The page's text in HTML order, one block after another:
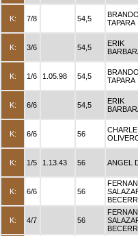
K: 7/8 54,5
TAPARA
K: 3/6 54,5
ERIK
K: 1/6 1.05.98 54,5
TAPARA
K: 6/6 54,5
ERIK
K: 6/6 56
CHARLE
K: 1/5 1.13.43 56 ANGEL
K: 6/6 56
K: 4/7 56